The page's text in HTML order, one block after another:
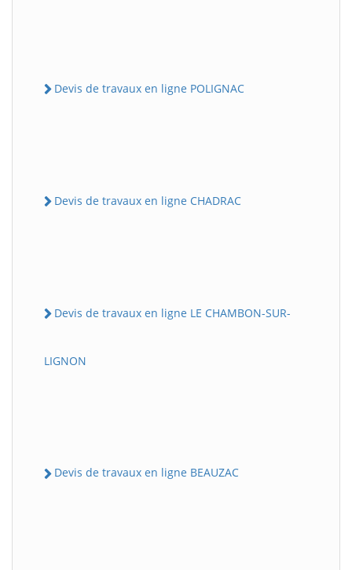
Devis de travaux en ligne POLIGNAC
Devis de travaux en ligne CHADRAC
Devis de travaux en ligne LE CHAMBON-SUR-
LIGNON
Devis de travaux en ligne BEAUZAC